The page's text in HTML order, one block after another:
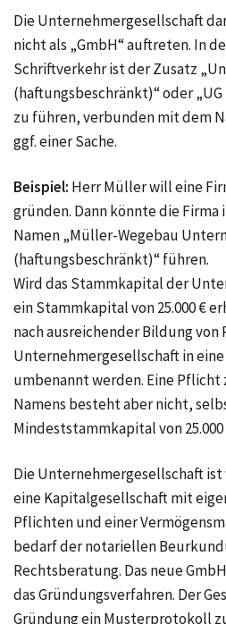
Die Unternehmergesellschaft
nicht als „GmbH“ auftreten. In
Schriftverkehr ist der Zusatz
(haftungsbeschränkt)“ oder
zu führen, verbunden mit dem
ggf. einer Sache.
Beispiel: Herr Müller will eine
gründen. Dann könnte die Firma
Namen „Müller-Wegebau
(haftungsbeschränkt)“ führen.
Wird das Stammkapital der
ein Stammkapital von 25.000 €
nach ausreichender Bildung von
Unternehmergesellschaft in
umbenannt werden. Eine Pflicht
Namens besteht aber nicht,
Mindeststammkapital von
Die Unternehmergesellschaft ist
eine Kapitalgesellschaft mit
Pflichten und einer
bedarf der notariellen
Rechtsberatung. Das neue
das Gründungsverfahren. Der
Gründung ein Musterprotokoll